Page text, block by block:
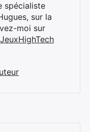
spécialiste
sur la
moi sur